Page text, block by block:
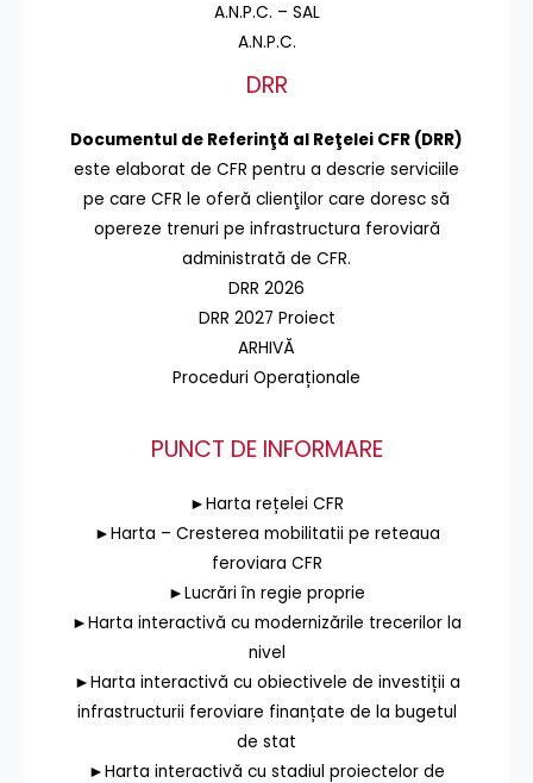
A.N.P.C. – SAL
A.N.P.C.
DRR
Documentul de Referinţă al Reţelei CFR (DRR)
este elaborat de CFR pentru a descrie serviciile
pe care CFR le oferă clienţilor care doresc să
opereze trenuri pe infrastructura feroviară
administrată de CFR.
DRR 2026
DRR 2027 Proiect
ARHIVĂ
Proceduri Operaționale
PUNCT DE INFORMARE
►Harta rețelei CFR
►Harta – Cresterea mobilitatii pe reteaua
feroviara CFR
►Lucrări în regie proprie
►Harta interactivă cu modernizările trecerilor la
nivel
►Harta interactivă cu obiectivele de investiții a
infrastructurii feroviare finanțate de la bugetul
de stat
►Harta interactivă cu stadiul proiectelor de